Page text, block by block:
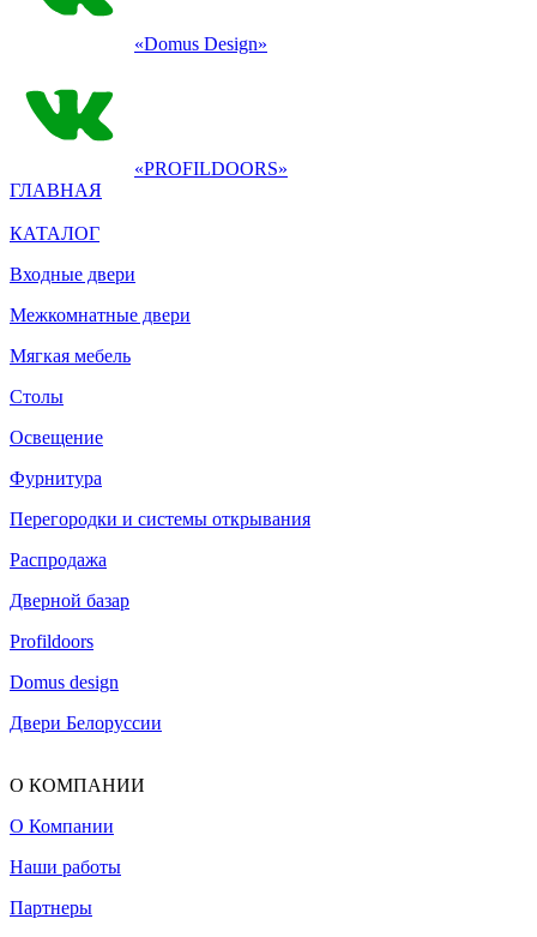
«Domus Design»
«PROFILDOORS»
ГЛАВНАЯ
КАТАЛОГ
Входные двери
Межкомнатные двери
Мягкая мебель
Столы
Освещение
Фурнитура
Перегородки и системы открывания
Распродажа
Дверной базар
Profildoors
Domus design
Двери Белоруссии
О КОМПАНИИ
О Компании
Наши работы
Партнеры